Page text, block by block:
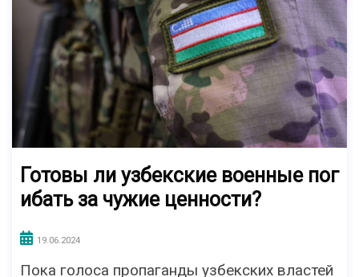
Готовы ли узбекские военные пог
ибать за чужие ценности?
19.06.2024
Пока голоса пропаганды узбекских властей